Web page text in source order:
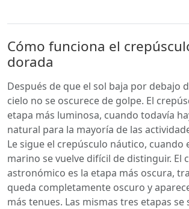
Cómo funciona el
dorada
Después de que el sol baja por debajo
cielo no se oscurece de golpe. El
etapa más luminosa, cuando todavía
natural para la mayoría de las
Le sigue el crepúsculo náutico, cuando
marino se vuelve difícil de distinguir. El
astronómico es la etapa más oscura,
queda completamente oscuro y
más tenues. Las mismas tres etapas se